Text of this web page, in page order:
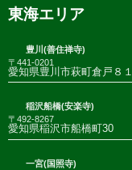
東海エリア
豊川(善住禅寺)
〒441-0201
愛知県豊川市萩町倉戸８１
稲沢船橋(安楽寺)
〒492-8267
愛知県稲沢市船橋町30
一宮(国照寺)